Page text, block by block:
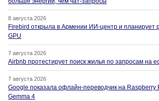
8 августа 2026
Firebird открыла в Армении ИИ-центр и планирует
GPU
7 августа 2026
Airbnb протестирует поиск жилья по запросам на
7 августа 2026
Google показала офлайн-переводчик на Raspberry
Gemma 4